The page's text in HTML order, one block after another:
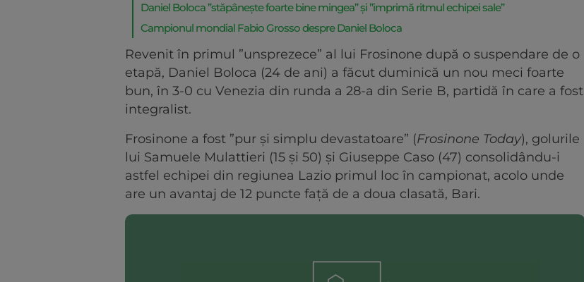
Daniel Boloca ”stăpânește foarte bine mingea” și ”imprimă ritmul echipei sale”
Campionul mondial Fabio Grosso despre Daniel Boloca
Revenit în primul ”unsprezece” al lui Frosinone după o suspendare de o
etapă, Daniel Boloca (24 de ani) a făcut duminică un nou meci foarte
bun, în 3-0 cu Venezia din runda a 28-a din Serie B, partidă în care a fost
integralist.
Frosinone a fost ”pur și simplu devastatoare” (Frosinone Today), golurile
lui Samuele Mulattieri (15 și 50) și Giuseppe Caso (47) consolidându-i
astfel echipei din regiunea Lazio primul loc în campionat, acolo unde
are un avantaj de 12 puncte față de a doua clasată, Bari.